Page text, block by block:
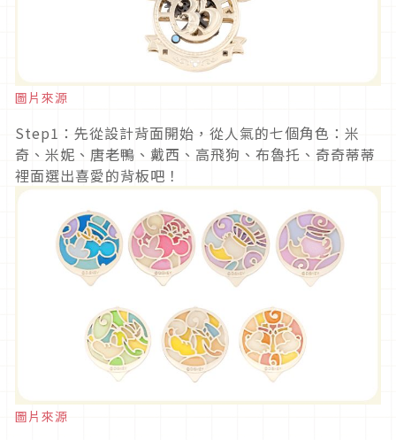
圖片來源
Step1：先從設計背面開始，從人氣的七個角色：米
奇、米妮、唐老鴨、戴西、高飛狗、布魯托、奇奇蒂蒂
裡面選出喜愛的背板吧！
圖片來源